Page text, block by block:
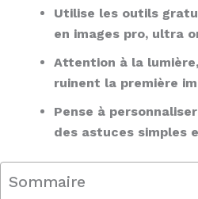
Utilise les outils
en images pro, ultra
Attention à la
ruinent la première
Pense à
des astuces simples
Sommaire